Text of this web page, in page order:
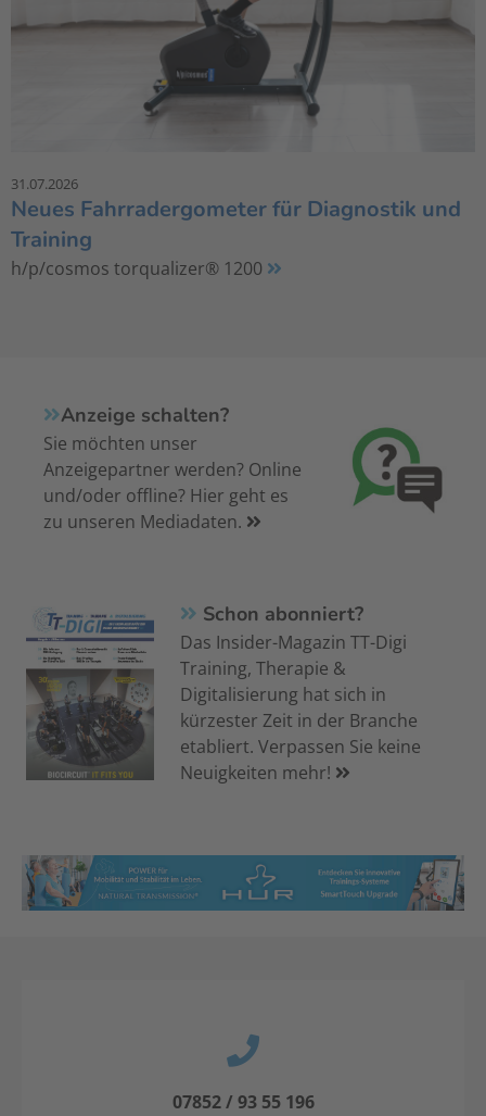
31.07.2026
Neues Fahrradergometer für Diagnostik und
Training
h/p/cosmos torqualizer® 1200
Anzeige schalten?
Sie möchten unser
Anzeigepartner werden? Online
und/oder offline? Hier geht es
zu unseren Mediadaten.
Schon abonniert?
Das Insider-Magazin TT-Digi
Training, Therapie &
Digitalisierung hat sich in
kürzester Zeit in der Branche
etabliert. Verpassen Sie keine
Neuigkeiten mehr!
07852 / 93 55 196